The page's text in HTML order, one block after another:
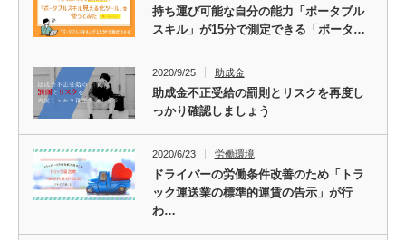
持ち運び可能な自分の能力「ポータブル
スキル」が15分で測定できる「ポータ…
2020/9/25 助成金
助成金不正受給の罰則とリスクを再度し
っかり確認しましょう
2020/6/23 労働環境
ドライバーの労働条件改善のため「トラ
ック運送業の標準的運賃の告示」が行
わ…